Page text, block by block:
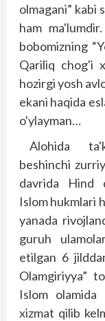
olmagani” kabi
ham
bobomizning
Qariliq chog'i
hozirgi yosh
ekani haqida
o'ylayman…
Alohida
beshinchi
davrida Hind
Islom hukmlari
yanada
guruh
etilgan 6
Olamgiriyya”
Islom olamida
xizmat qilib